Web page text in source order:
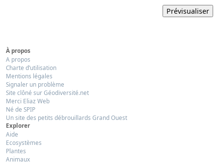
À propos
A propos
Charte d’utilisation
Mentions légales
Signaler un problème
Site clôné sur Géodiversité.net
Merci Eliaz Web
Né de SPIP
Un site des petits débrouillards Grand Ouest
Explorer
Aide
Ecosystèmes
Plantes
Animaux